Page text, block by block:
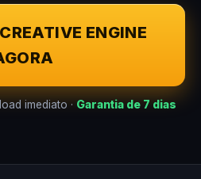
ENGINE
imediato · Garantia de 7 dias